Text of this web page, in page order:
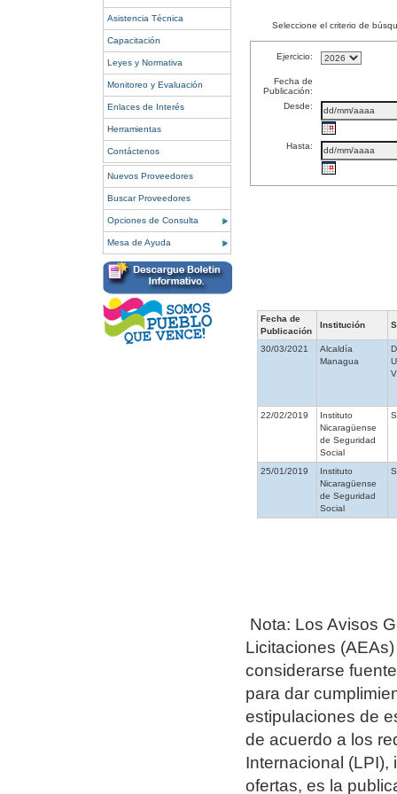
Asistencia Técnica
Capacitación
Leyes y Normativa
Monitoreo y Evaluación
Enlaces de Interés
Herramientas
Contáctenos
Nuevos Proveedores
Buscar Proveedores
Opciones de Consulta
Mesa de Ayuda
Seleccione el criterio de
Ejercicio:
Fecha de
Publicación:
Desde:
Hasta:
Fecha de
Publicación
Institución
30/03/2021
Alcaldía
Managua
22/02/2019
Instituto
Nicaragüense
de Seguridad
Social
25/01/2019
Instituto
Nicaragüense
de Seguridad
Social
Nota: Los Avisos
Licitaciones
considerarse
para dar
estipulaciones de
de acuerdo a los
Internacional
ofertas, es la